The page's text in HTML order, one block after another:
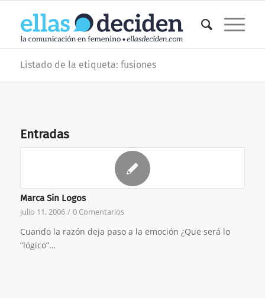
Listado de la etiqueta: fusiones
Entradas
Marca Sin Logos
julio 11, 2006 / 0 Comentarios
Cuando la razón deja paso a la emoción ¿Que será lo
“lógico”…